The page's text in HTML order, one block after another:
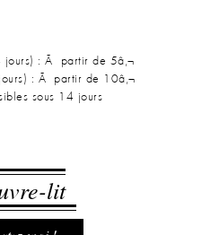
jours) : Ã partir de 5â‚¬
: Ã partir de 10â‚¬
sous 14 jours
lit
de lit